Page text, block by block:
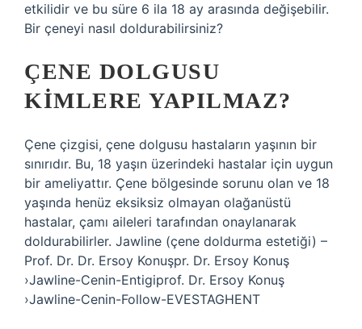
etkilidir ve bu süre 6 ila 18 ay arasında değişebilir.
Bir çeneyi nasıl doldurabilirsiniz?
ÇENE DOLGUSU
KIMLERE YAPILMAZ?
Çene çizgisi, çene dolgusu hastaların yaşının bir
sınırıdır. Bu, 18 yaşın üzerindeki hastalar için uygun
bir ameliyattır. Çene bölgesinde sorunu olan ve 18
yaşında henüz eksiksiz olmayan olağanüstü
hastalar, çamı aileleri tarafından onaylanarak
doldurabilirler. Jawline (çene doldurma estetiği) –
Prof. Dr. Dr. Ersoy Konuşpr. Dr. Ersoy Konuş
›Jawline-Cenin-Entigiprof. Dr. Ersoy Konuş
›Jawline-Cenin-Follow-EVESTAGHENT